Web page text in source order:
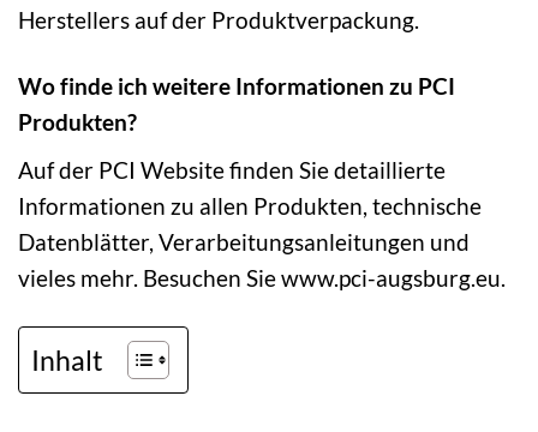
Herstellers auf der Produktverpackung.
Wo finde ich weitere Informationen zu PCI
Produkten?
Auf der PCI Website finden Sie detaillierte
Informationen zu allen Produkten, technische
Datenblätter, Verarbeitungsanleitungen und
vieles mehr. Besuchen Sie www.pci-augsburg.eu.
Inhalt